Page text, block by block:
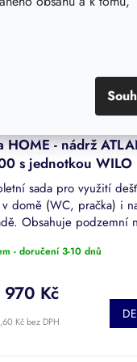
HOME - nádrž
s jednotkou WILO
sada pro využití
domě (WC, pračka) i
Obsahuje podzemní
přepínáním na
- doručení 3-10 dnů
Kč bez DPH
970 Kč